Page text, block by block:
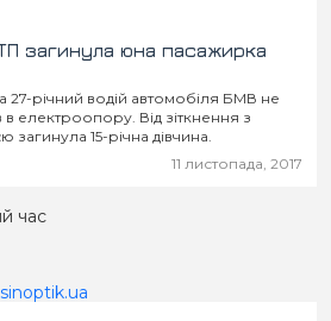
загинула юна пасажирка
27-річний водій автомобіля БМВ не
в електроопору. Від зіткнення з
15-річна дівчина.
11 листопада, 2017
час
sinoptik.ua